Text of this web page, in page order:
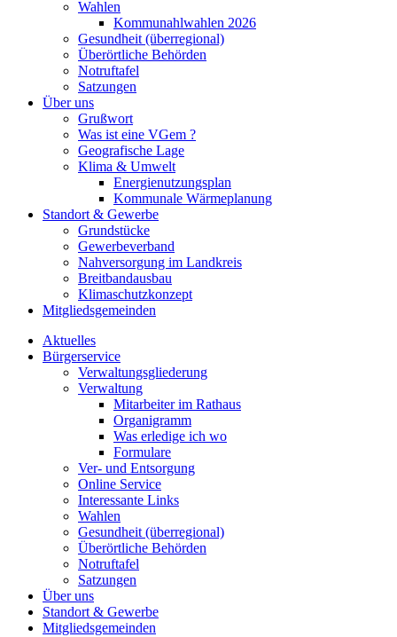
Wahlen
Kommunahlwahlen 2026
Gesundheit (überregional)
Überörtliche Behörden
Notruftafel
Satzungen
Über uns
Grußwort
Was ist eine VGem ?
Geografische Lage
Klima & Umwelt
Energienutzungsplan
Kommunale Wärmeplanung
Standort & Gewerbe
Grundstücke
Gewerbeverband
Nahversorgung im Landkreis
Breitbandausbau
Klimaschutzkonzept
Mitgliedsgemeinden
Aktuelles
Bürgerservice
Verwaltungsgliederung
Verwaltung
Mitarbeiter im Rathaus
Organigramm
Was erledige ich wo
Formulare
Ver- und Entsorgung
Online Service
Interessante Links
Wahlen
Gesundheit (überregional)
Überörtliche Behörden
Notruftafel
Satzungen
Über uns
Standort & Gewerbe
Mitgliedsgemeinden